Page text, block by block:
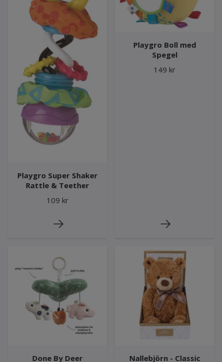
Playgro Super Shaker
Rattle & Teether
109 kr
Playgro Boll med
Spegel
149 kr
Done By Deer Nallebjörn - Classic